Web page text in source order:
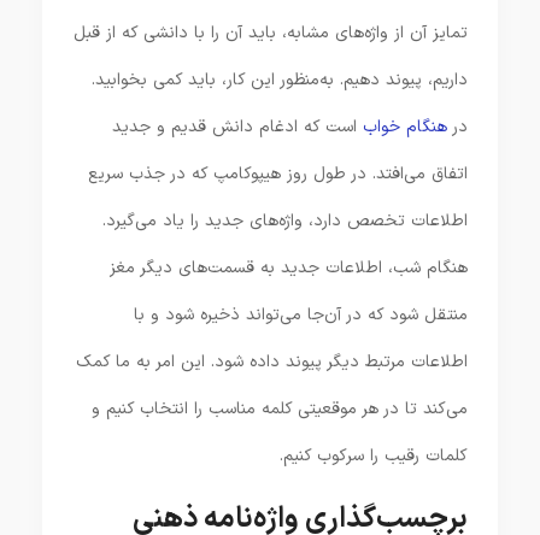
تمایز آن از واژه‌های مشابه، باید آن را با دانشی که از قبل
داریم، پیوند دهیم. به‌منظور این کار، باید کمی بخوابید.
در هنگام خواب است که ادغام دانش قدیم و جدید
اتفاق می‌افتد. در طول روز هیپوکامپ که در جذب سریع
اطلاعات تخصص دارد، واژه‌های جدید را یاد می‌گیرد.
هنگام شب، اطلاعات جدید به قسمت‌های دیگر مغز
منتقل شود که در آن‌جا می‌تواند ذخیره شود و با
اطلاعات مرتبط دیگر پیوند داده شود. این امر به ما کمک
می‌کند تا در هر موقعیتی کلمه مناسب را انتخاب کنیم و
کلمات رقیب را سرکوب کنیم.
برچسب‌گذاری واژه‌نامه ذهنی